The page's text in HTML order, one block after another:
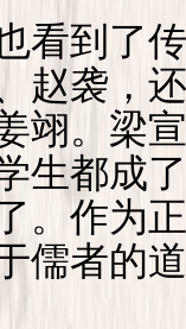
到了传
赵袭，
翊。梁
生都成
。作为
儒者的